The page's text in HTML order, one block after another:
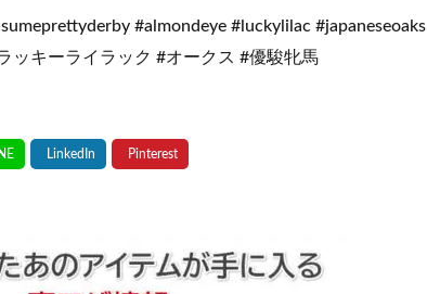
#almondeye #luckylilac #japaneseoaks
ッキーライラック #オークス #優駿牝馬